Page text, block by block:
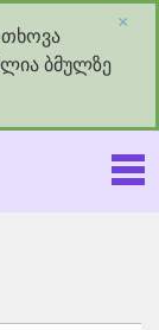
ბმულზე
×